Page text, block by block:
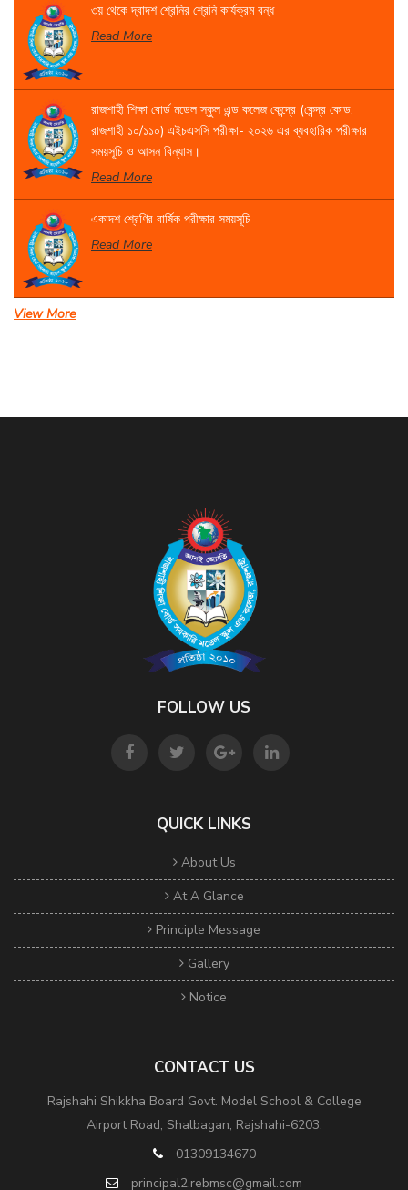
৩য় থেকে দ্বাদশ শ্রেনির শ্রেনি কার্যক্রম বন্ধ
Read More
রাজশাহী শিক্ষা বোর্ড মডেল স্কুল এন্ড কলেজ কেন্দ্রে (কেন্দ্র কোড:
রাজশাহী ১০/১১০) এইচএসসি পরীক্ষা- ২০২৬ এর ব্যবহারিক পরীক্ষার
সময়সূচি ও আসন বিন্যাস।
Read More
একাদশ শ্রেণির বার্ষিক পরীক্ষার সময়সূচি
Read More
View More
FOLLOW US
QUICK LINKS
About Us
At A Glance
Principle Message
Gallery
Notice
CONTACT US
Rajshahi Shikkha Board Govt. Model School & College
Airport Road, Shalbagan, Rajshahi-6203.
01309134670
principal2.rebmsc@gmail.com